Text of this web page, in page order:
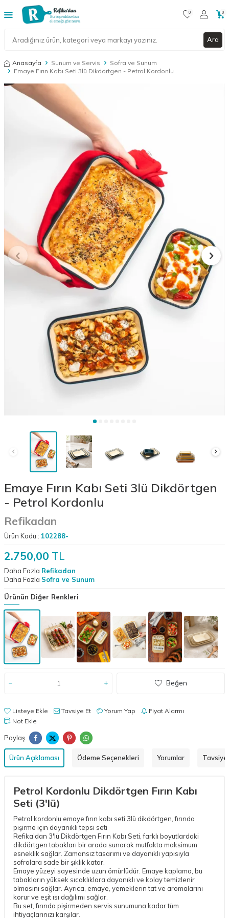
Ara
0 0
Anasayfa Sunum ve Servis
Sofra ve Sunum
Emaye Fırın Kabı Seti 3lü Dikdörtgen - Petrol Kordonlu
Emaye Fırın Kabı Seti 3lü Dikdörtgen
- Petrol Kordonlu
Refikadan
Ürün Kodu : 102288-
2.750,00 TL
Daha Fazla Refikadan
Daha Fazla Sofra ve Sunum
Ürünün Diğer Renkleri
Beğen
Listeye Ekle Tavsiye Et Yorum Yap
Fiyat Alarmı
Not Ekle
Paylaş
Ürün Açıklaması Ödeme Seçenekleri Yorumlar Tavsiye
Petrol Kordonlu Dikdörtgen Fırın Kabı
Seti (3'lü)
Petrol kordonlu emaye fırın kabı seti 3lü dikdörtgen, fırında
pişirme için dayanıklı tepsi seti
Refika'dan 3'lü Dikdörtgen Fırın Kabı Seti, farklı boyutlardaki
dikdörtgen tabakları bir arada sunarak mutfakta maksimum
esneklik sağlar. Zamansız tasarımı ve dayanıklı yapısıyla
sofralara sade bir şıklık katar.
Emaye yüzeyi sayesinde uzun ömürlüdür. Emaye kaplama, bu
tabakların yüksek sıcaklıklara dayanıklı ve kolay temizlenir
olmasını sağlar. Ayrıca, emaye, yemeklerin tat ve aromalarını
korur ve eşit ısı dağılımı sağlar.
Bu set, fırında pişirmeden servis sunumuna kadar tüm
ihtiyaçlarınızı karşılar.